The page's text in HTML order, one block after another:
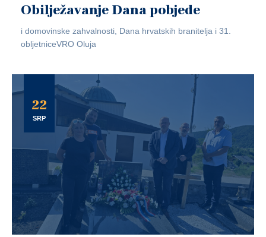
Obilježavanje Dana pobjede
i domovinske zahvalnosti, Dana hrvatskih branitelja i 31.
obljetniceVRO Oluja
22
SRP